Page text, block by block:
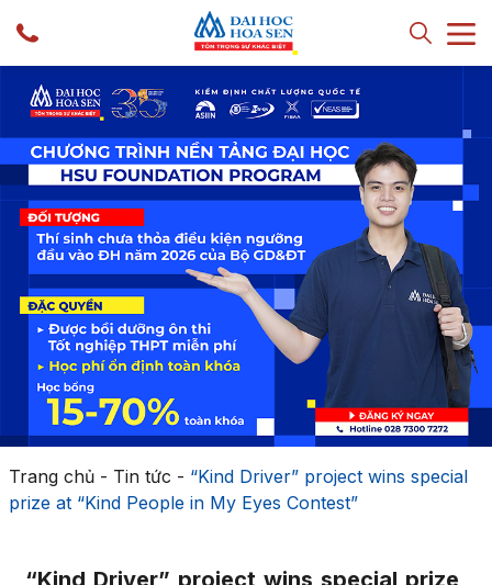
Trang chủ- Tin tức - “Kind Driver” project wins special
prize at “Kind People in My Eyes Contest”
“Kind Driver” project wins special prize